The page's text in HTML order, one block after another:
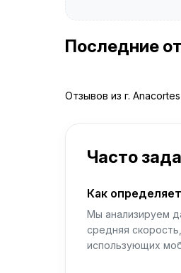
Последние
Отзывов из г.
Часто
Как
Мы анализируем
средняя
использующих